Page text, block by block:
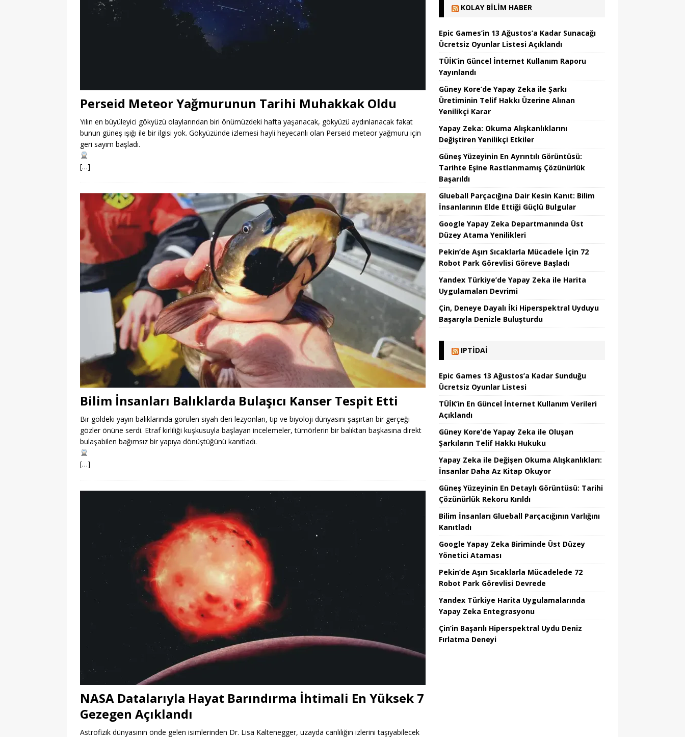
Perseid Meteor Yağmurunun Tarihi Muhakkak Oldu
Yılın en büyüleyici gökyüzü olaylarından biri önümüzdeki hafta yaşanacak, gökyüzü aydınlanacak fakat
bunun güneş ışığı ile bir ilgisi yok. Gökyüzünde izlemesi hayli heyecanlı olan Perseid meteor yağmuru için
geri sayım başladı.
[…]
Bilim İnsanları Balıklarda Bulaşıcı Kanser Tespit Etti
Bir göldeki yayın balıklarında görülen siyah deri lezyonları, tıp ve biyoloji dünyasını şaşırtan bir gerçeği
gözler önüne serdi. Etraf kirliliği kuşkusuyla başlayan incelemeler, tümörlerin bir balıktan başkasına direkt
bulaşabilen bağımsız bir yapıya dönüştüğünü kanıtladı.
[…]
NASA Datalarıyla Hayat Barındırma İhtimali En Yüksek 7
Gezegen Açıklandı
Astrofizik dünyasının önde gelen isimlerinden Dr. Lisa Kaltenegger, uzayda canlılığın izlerini taşıyabilecek
KOLAY BILIM HABER
Epic Games’in 13 Ağustos’a Kadar Sunacağı
Ücretsiz Oyunlar Listesi Açıklandı
TÜİK’in Güncel İnternet Kullanım Raporu
Yayınlandı
Güney Kore’de Yapay Zeka ile Şarkı
Üretiminin Telif Hakkı Üzerine Alınan
Yenilikçi Karar
Yapay Zeka: Okuma Alışkanlıklarını
Değiştiren Yenilikçi Etkiler
Güneş Yüzeyinin En Ayrıntılı Görüntüsü:
Tarihte Eşine Rastlanmamış Çözünürlük
Başarıldı
Glueball Parçacığına Dair Kesin Kanıt: Bilim
İnsanlarının Elde Ettiği Güçlü Bulgular
Google Yapay Zeka Departmanında Üst
Düzey Atama Yenilikleri
Pekin’de Aşırı Sıcaklarla Mücadele İçin 72
Robot Park Görevlisi Göreve Başladı
Yandex Türkiye’de Yapay Zeka ile Harita
Uygulamaları Devrimi
Çin, Deneye Dayalı İki Hiperspektral Uyduyu
Başarıyla Denizle Buluşturdu
IPTIDAI
Epic Games 13 Ağustos’a Kadar Sunduğu
Ücretsiz Oyunlar Listesi
TÜİK’in En Güncel İnternet Kullanım Verileri
Açıklandı
Güney Kore’de Yapay Zeka ile Oluşan
Şarkıların Telif Hakkı Hukuku
Yapay Zeka ile Değişen Okuma Alışkanlıkları:
İnsanlar Daha Az Kitap Okuyor
Güneş Yüzeyinin En Detaylı Görüntüsü: Tarihi
Çözünürlük Rekoru Kırıldı
Bilim İnsanları Glueball Parçacığının Varlığını
Kanıtladı
Google Yapay Zeka Biriminde Üst Düzey
Yönetici Ataması
Pekin’de Aşırı Sıcaklarla Mücadelede 72
Robot Park Görevlisi Devrede
Yandex Türkiye Harita Uygulamalarında
Yapay Zeka Entegrasyonu
Çin’in Başarılı Hiperspektral Uydu Deniz
Fırlatma Deneyi